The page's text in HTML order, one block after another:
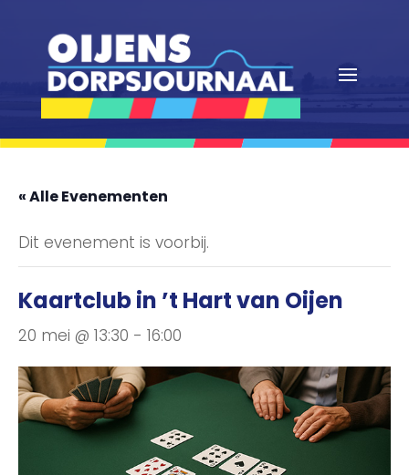
« Alle Evenementen
Dit evenement is voorbij.
Kaartclub in ’t Hart van Oijen
20 mei @ 13:30 - 16:00